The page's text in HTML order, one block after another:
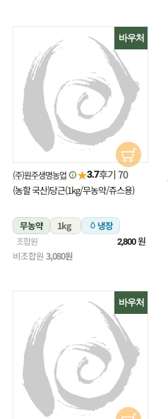
바우처
(주)원주생명농업 ★3.7후기 70
(농할 국산)당근(1kg/무농약/쥬스용)
무농약 1kg 냉장
조합원 2,800원
비조합원 3,080원
바우처